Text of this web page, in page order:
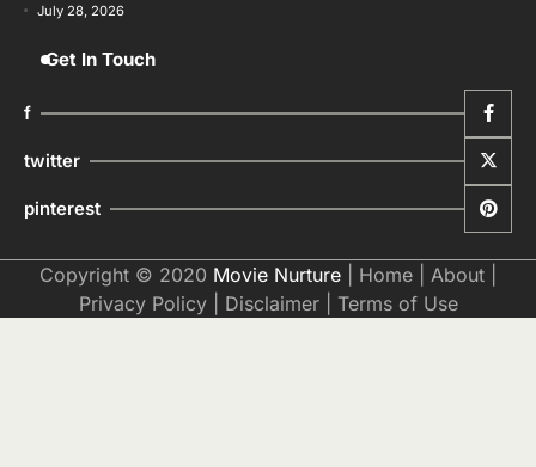
July 28, 2026
Get In Touch
f
twitter
pinterest
Copyright © 2020 Movie Nurture Home About
Privacy Policy| Disclaimer| Terms of Use